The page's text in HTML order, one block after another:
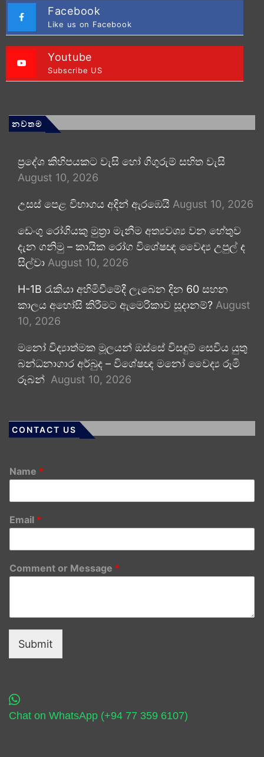
Facebook
Like us on Facebook
Youtube
Subscribe US
නවතම
ප්‍රදේශ කිහිපයකට වැසි හෝ ගිගුරුම් සහිත වැසි
August 10, 2026
උසස් පෙළ විභාගය අදින් ඇරඹෙයි August 10, 2026
ඩෙංගු රෝගියකු ⁣මුත්‍රා මැනීම අත්‍යවශ්‍ය වන හේතුව
දැන ගනිමු – කායික රෝග විශේෂඥ වෛද්‍ය උපුල් ද
සිල්වා August 10, 2026
H-1B රැකියා අහිමිවීමේදී ලැබෙන දින 60 සහන
කාලය අහෝසි කිරීමට ඇමෙරිකාව සූදානම්? August
10, 2026
මනෝ විද්‍යාත්මක මූලයන් ඔස්සේ විසඳුම් සෙවිය යුතු
බන්ධනාගාර අර්බුද – විශේෂඥ මනෝ වෛද්‍ය රූමි
රූබන් August 10, 2026
CONTACT US
Name *
Email *
Comment or Message *
Submit
Chat on WhatsApp (+94 77 359 6107)